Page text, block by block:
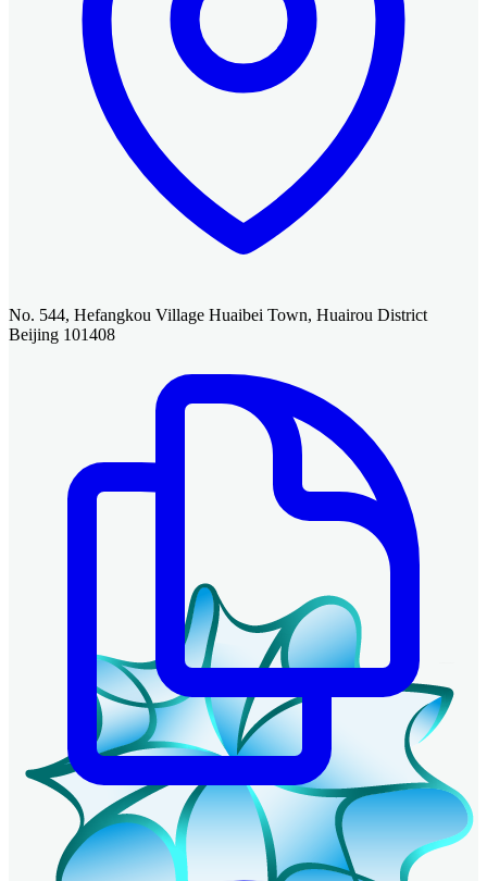
No. 544, Hefangkou Village Huaibei Town, Huairou District
Beijing 101408